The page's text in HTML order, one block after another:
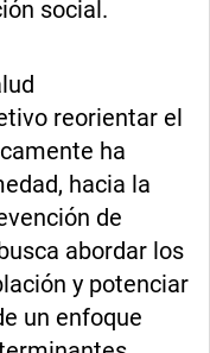
social.
reorientar el
ha
hacia la
de
abordar los
y potenciar
un enfoque